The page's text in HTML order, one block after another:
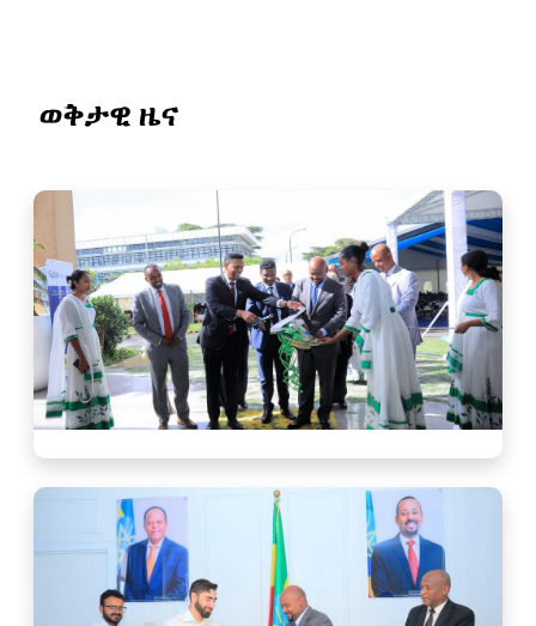
ወቅታዊ ዜና